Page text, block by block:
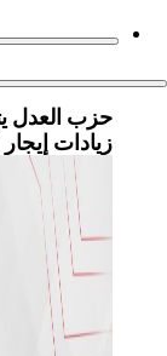
حزب العدل
زيادات إيجار